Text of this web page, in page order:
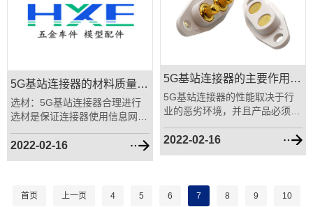
5G基站连接器的材料质量检测很重要
选材：5G基站连接器合理进行
选材是保证连接器使用信息网络
2022-02-16
5G基站连接器的主要作用是什么
5G基站连接器的性能取决于行
业的恶劣环境，并且产品必须具
2022-02-16
首页 上一页 4 5 6 7 8 9 10